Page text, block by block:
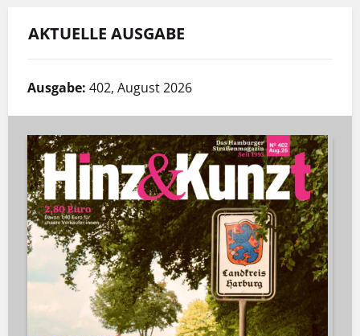
AKTUELLE AUSGABE
Ausgabe: 402, August 2026